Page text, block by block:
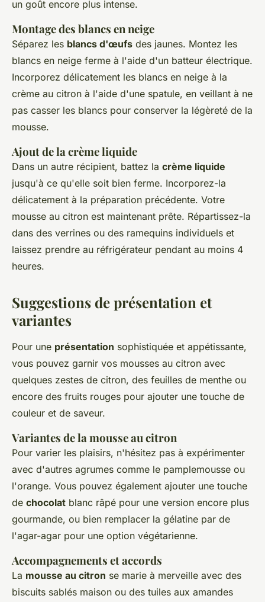
un goût encore plus intense.
Montage des blancs en neige
Séparez les blancs d'œufs des jaunes. Montez les
blancs en neige ferme à l'aide d'un batteur électrique.
Incorporez délicatement les blancs en neige à la
crème au citron à l'aide d'une spatule, en veillant à ne
pas casser les blancs pour conserver la légèreté de la
mousse.
Ajout de la crème liquide
Dans un autre récipient, battez la crème liquide
jusqu'à ce qu'elle soit bien ferme. Incorporez-la
délicatement à la préparation précédente. Votre
mousse au citron est maintenant prête. Répartissez-la
dans des verrines ou des ramequins individuels et
laissez prendre au réfrigérateur pendant au moins 4
heures.
Suggestions de présentation et
variantes
Pour une présentation sophistiquée et appétissante,
vous pouvez garnir vos mousses au citron avec
quelques zestes de citron, des feuilles de menthe ou
encore des fruits rouges pour ajouter une touche de
couleur et de saveur.
Variantes de la mousse au citron
Pour varier les plaisirs, n'hésitez pas à expérimenter
avec d'autres agrumes comme le pamplemousse ou
l'orange. Vous pouvez également ajouter une touche
de chocolat blanc râpé pour une version encore plus
gourmande, ou bien remplacer la gélatine par de
l'agar-agar pour une option végétarienne.
Accompagnements et accords
La mousse au citron se marie à merveille avec des
biscuits sablés maison ou des tuiles aux amandes